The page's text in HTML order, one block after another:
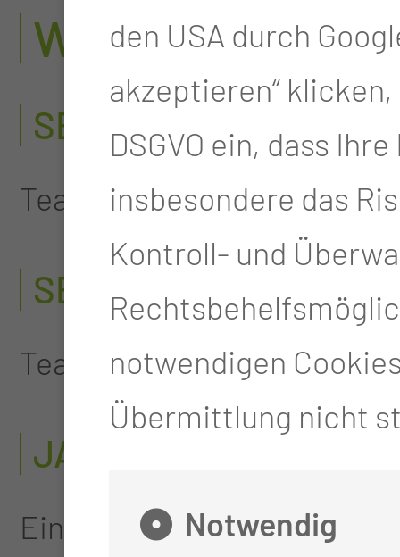
WERDEGANG
SEIT 2008
Teamleitung der Staion F2
SEIT 1999
Teamleitung der Staion K3
JAHR
Einsatz auf der
den USA durch
akzeptieren“
DSGVO ein, dass
insbesondere das
Kontroll- und
notwendigen
Übermittlung nicht
Notwendig